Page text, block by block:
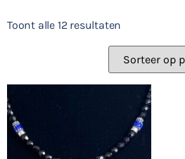
Toont alle 12 resultaten